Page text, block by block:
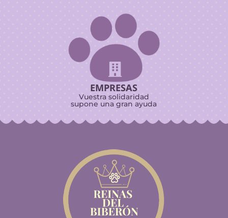

EMPRESAS
Vuestra solidaridad
supone una gran ayuda